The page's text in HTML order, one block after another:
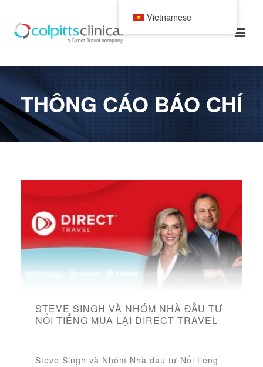
THÔNG CÁO BÁO CHÍ
STEVE SINGH VÀ NHÓM NHÀ ĐẦU TƯ
NỔI TIẾNG MUA LẠI DIRECT TRAVEL
Steve Singh và Nhóm Nhà đầu tư Nổi tiếng
Vietnamese